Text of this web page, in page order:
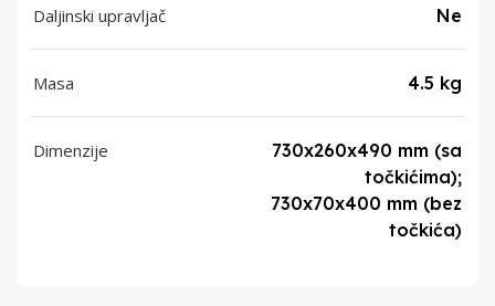
Daljinski upravljač Ne
Masa 4.5 kg
Dimenzije
730x260x490 mm (sa
točkićima);
730x70x400 mm (bez
točkića)